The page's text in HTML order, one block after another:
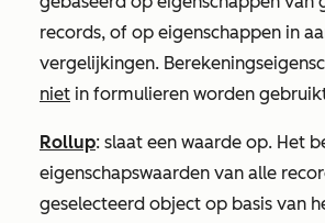
records, of op eigenschappen in
vergelijkingen.
niet in formulieren worden
Rollup: slaat een waarde op. Het
eigenschapswaarden van alle
geselecteerd object op basis van